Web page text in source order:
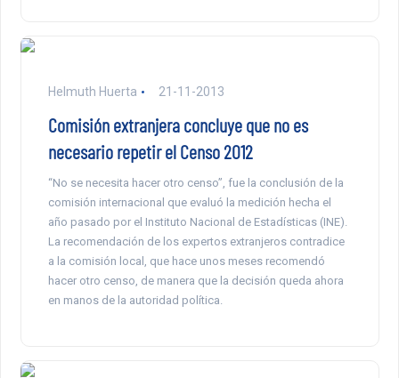
Helmuth Huerta 21-11-2013
Comisión extranjera concluye que no es
necesario repetir el Censo 2012
“No se necesita hacer otro censo”, fue la conclusión de la
comisión internacional que evaluó la medición hecha el
año pasado por el Instituto Nacional de Estadísticas (INE).
La recomendación de los expertos extranjeros contradice
a la comisión local, que hace unos meses recomendó
hacer otro censo, de manera que la decisión queda ahora
en manos de la autoridad política.